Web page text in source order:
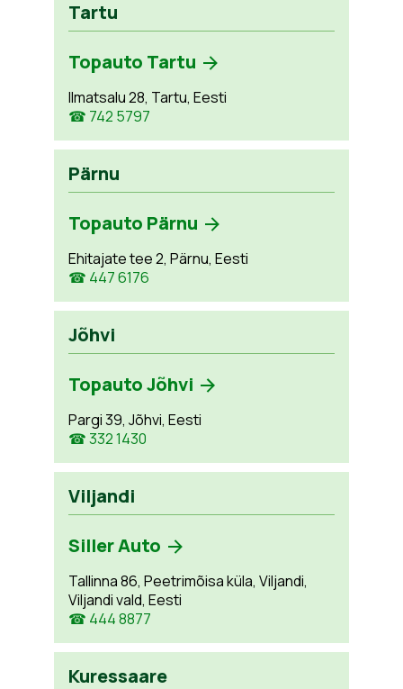
Tartu
Topauto Tartu
Ilmatsalu 28, Tartu, Eesti
☎ 742 5797
Pärnu
Topauto Pärnu
Ehitajate tee 2, Pärnu, Eesti
☎ 447 6176
Jõhvi
Topauto Jõhvi
Pargi 39, Jõhvi, Eesti
☎ 332 1430
Viljandi
Siller Auto
Tallinna 86, Peetrimõisa küla, Viljandi,
Viljandi vald, Eesti
☎ 444 8877
Kuressaare